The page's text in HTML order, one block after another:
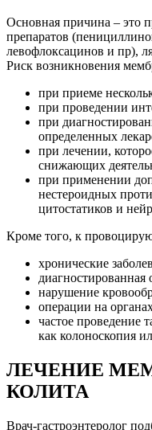
Основная причина – это
препаратов
левофлоксацинов и пр),
Риск возникновения
при приеме
при проведении
при
определенных
при лечении,
снижающих
при применении
нестероидных
цитостатиков и
Кроме того, к
хронические
диагностированная
нарушение
операции на
частое проведение
как колоноскопия
ЛЕЧЕНИЕ
КОЛИТА
Врач-гастроэнтеролог